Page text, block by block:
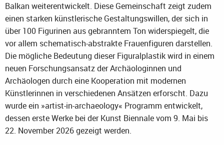
Balkan weiterentwickelt. Diese Gemeinschaft zeigt zudem
einen starken künstlerische Gestaltungswillen, der sich in
über 100 Figurinen aus gebranntem Ton widerspiegelt, die
vor allem schematisch-abstrakte Frauenfiguren darstellen.
Die mögliche Bedeutung dieser Figuralplastik wird in einem
neuen Forschungsansatz der Archäologinnen und
Archäologen durch eine Kooperation mit modernen
Künstlerinnen in verschiedenen Ansätzen erforscht. Dazu
wurde ein »artist-in-archaeology« Programm entwickelt,
dessen erste Werke bei der Kunst Biennale vom 9. Mai bis
22. November 2026 gezeigt werden.